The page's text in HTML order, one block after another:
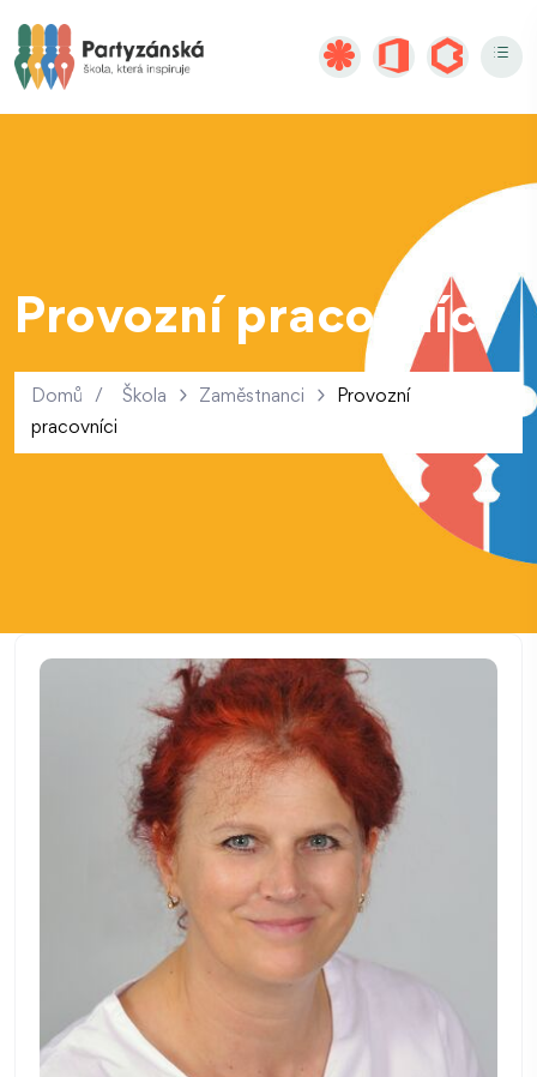
Provozní pracovníci
Domů / Škola Zaměstnanci
Provozní
pracovníci